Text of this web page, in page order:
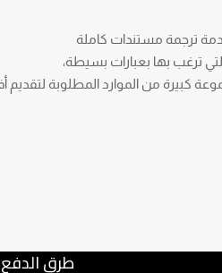
ترجمة مستندات كاملة
ترغب بها بعبارات بسيطة،
كبيرة من الموارد المطلوبة
طرق الدفع